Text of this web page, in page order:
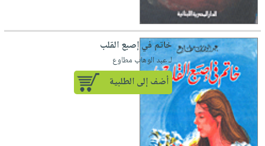
خاتم في إصبع القلب
لـ عبد الوهاب مطاوع
أضف إلى الطلبية